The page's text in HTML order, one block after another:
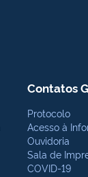
Contatos
Protocolo
Acesso à
Ouvidoria
Sala de
COVID-19